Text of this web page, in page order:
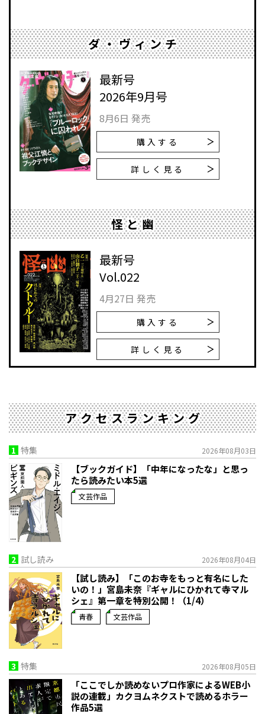
ダ・ヴィンチ
最新号
2026年9月号
8月6日 発売
購入する
詳しく見る
怪と幽
最新号
Vol.022
4月27日 発売
購入する
詳しく見る
アクセスランキング
1 特集 2026年08月03日
【ブックガイド】「中年になったな」と思っ
たら読みたい本5選
文芸作品
2 試し読み 2026年08月04日
【試し読み】「このお寺をもっと有名にした
いの！」宮島未奈『ギャルにひかれて寺マル
シェ』第一章を特別公開！（1/4）
青春 文芸作品
3 特集 2026年08月05日
「ここでしか読めないプロ作家によるWEB小
説の連載」――カクヨムネクストで読めるホラー
作品5選